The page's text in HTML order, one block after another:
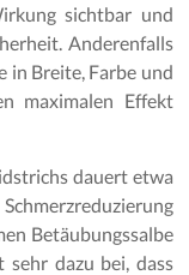
sichtbar und
Anderenfalls
in Breite, Farbe und
maximalen Effekt
dauert etwa
Betäubungssalbe
sehr dazu bei, dass